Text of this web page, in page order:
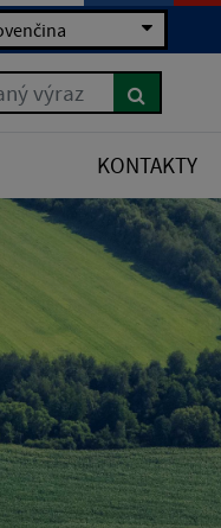
výraz
KONTAKTY